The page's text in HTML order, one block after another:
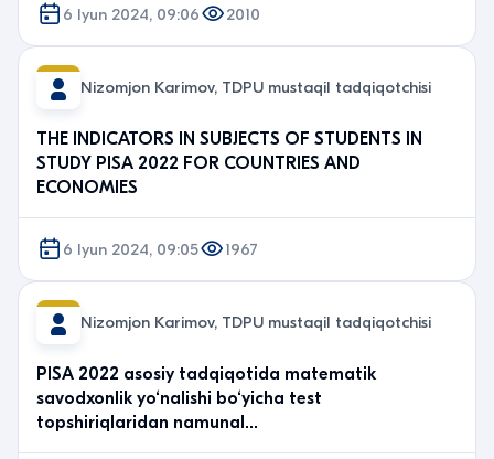
6 Iyun 2024, 09:06 2010
Nizomjon Karimov, TDPU mustaqil tadqiqotchisi
THE INDICATORS IN SUBJECTS OF STUDENTS IN
STUDY PISA 2022 FOR COUNTRIES AND
ECONOMIES
6 Iyun 2024, 09:05 1967
Nizomjon Karimov, TDPU mustaqil tadqiqotchisi
PISA 2022 asosiy tadqiqotida matematik
savodxonlik yo‘nalishi bo‘yicha test
topshiriqlaridan namunal…